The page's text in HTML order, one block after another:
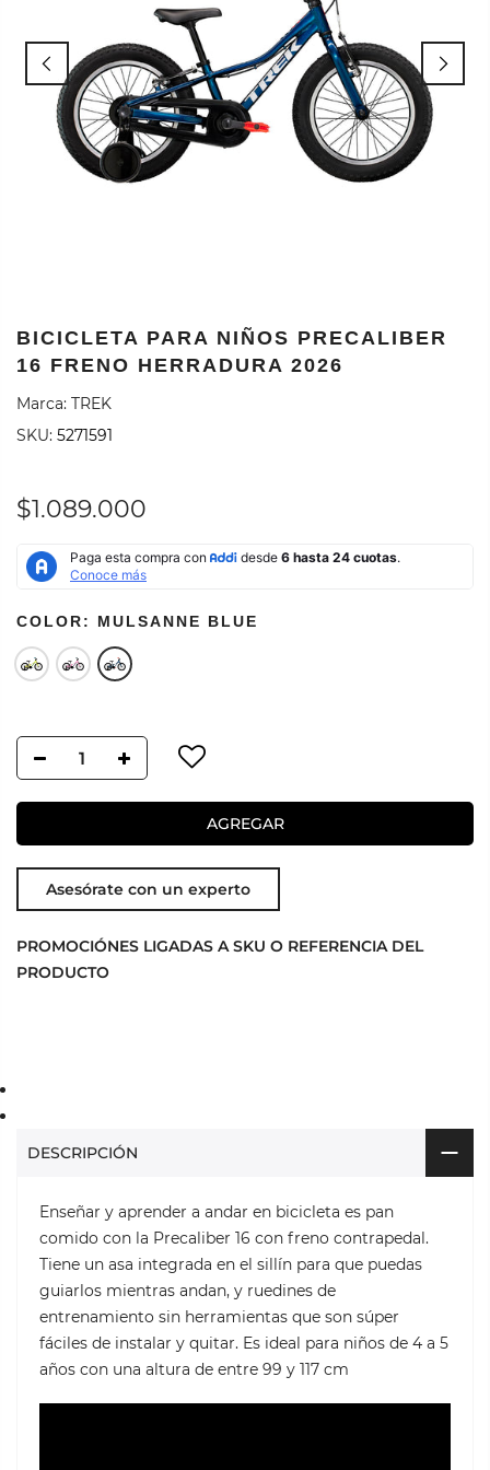
BICICLETA PARA NIÑOS PRECALIBER
16 FRENO HERRADURA 2026
Marca: TREK
SKU: 5271591
$1.089.000
COLOR: MULSANNE BLUE
AGREGAR
Asesórate con un experto
PROMOCIÓNES LIGADAS A SKU O REFERENCIA DEL
PRODUCTO
DESCRIPCIÓN
Enseñar y aprender a andar en bicicleta es pan
comido con la Precaliber 16 con freno contrapedal.
Tiene un asa integrada en el sillín para que puedas
guiarlos mientras andan, y ruedines de
entrenamiento sin herramientas que son súper
fáciles de instalar y quitar. Es ideal para niños de 4 a 5
años con una altura de entre 99 y 117 cm